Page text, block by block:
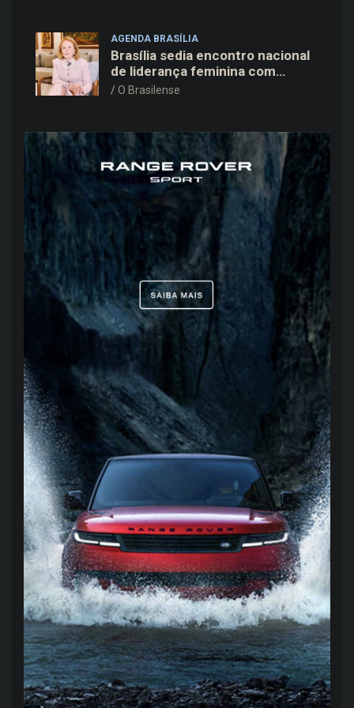
AGENDA BRASÍLIA
Brasília sedia encontro nacional
de liderança feminina com
Janete Vaz, Carla Fonseca e
O Brasilense